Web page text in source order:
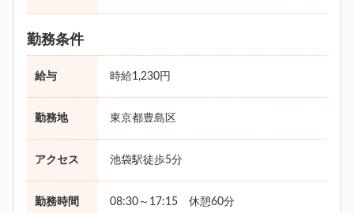
勤務条件
給与 時給1,230円
勤務地 東京都豊島区
アクセス 池袋駅徒歩5分
勤務時間
08:30～17:15 休憩60分